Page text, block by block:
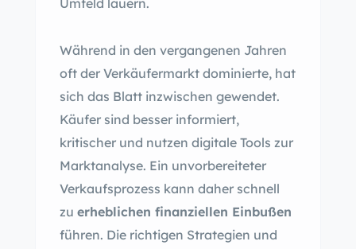
Umfeld lauern.
Während in den vergangenen Jahren
oft der Verkäufermarkt dominierte, hat
sich das Blatt inzwischen gewendet.
Käufer sind besser informiert,
kritischer und nutzen digitale Tools zur
Marktanalyse. Ein unvorbereiteter
Verkaufsprozess kann daher schnell
zu erheblichen finanziellen Einbußen
führen. Die richtigen Strategien und